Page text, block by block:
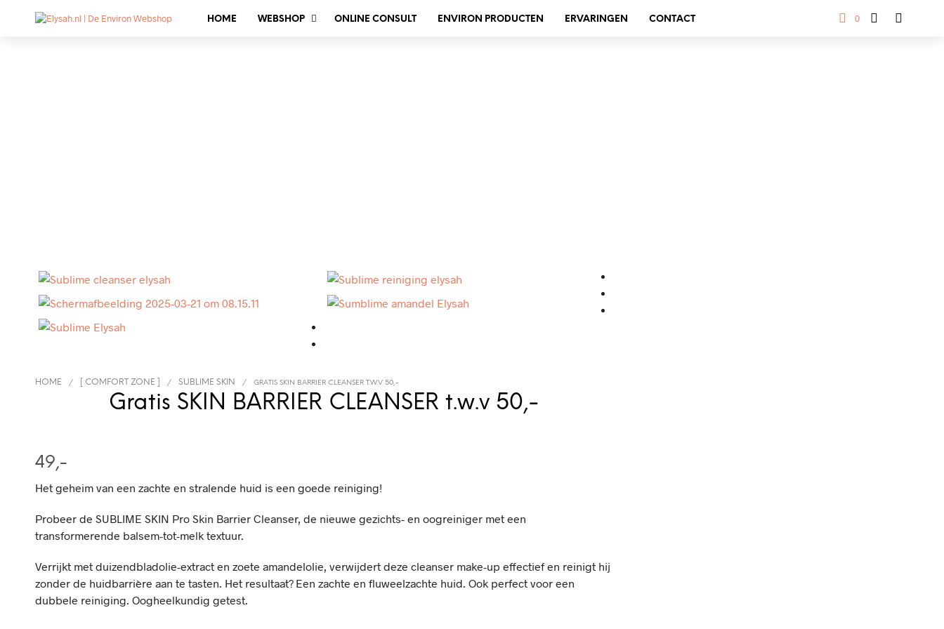
HOME WEBSHOP ONLINE CONSULT ENVIRON PRODUCTEN ERVARINGEN CONTACT 0
HOME / [ COMFORT ZONE ] / SUBLIME SKIN / GRATIS SKIN BARRIER CLEANSER T.W.V 50,-
Gratis SKIN BARRIER CLEANSER t.w.v 50,-
49,-
Het geheim van een zachte en stralende huid is een goede reiniging!
Probeer de SUBLIME SKIN Pro Skin Barrier Cleanser, de nieuwe gezichts- en oogreiniger met een
transformerende balsem-tot-melk textuur.
Verrijkt met duizendbladolie-extract en zoete amandelolie, verwijdert deze cleanser make-up effectief en reinigt hij
zonder de huidbarrière aan te tasten. Het resultaat? Een zachte en fluweelzachte huid. Ook perfect voor een
dubbele reiniging. Oogheelkundig getest.